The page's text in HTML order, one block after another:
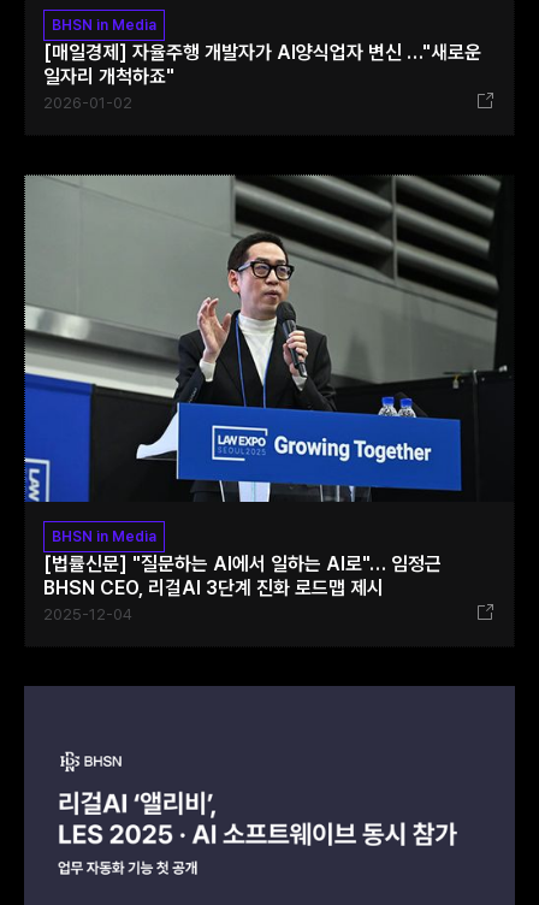
BHSN in Media
[매일경제] 자율주행 개발자가 AI양식업자 변신 …"새로운
일자리 개척하죠"‍
2026-01-02
BHSN in Media
[법률신문] "질문하는 AI에서 일하는 AI로"… 임정근
BHSN CEO, 리걸AI 3단계 진화 로드맵 제시
2025-12-04